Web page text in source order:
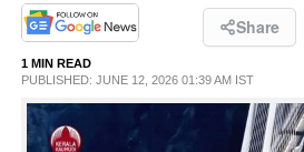
LIFESTYLE
Share
1 MIN READ
PUBLISHED: JUNE 12, 2026 01:39 AM IST